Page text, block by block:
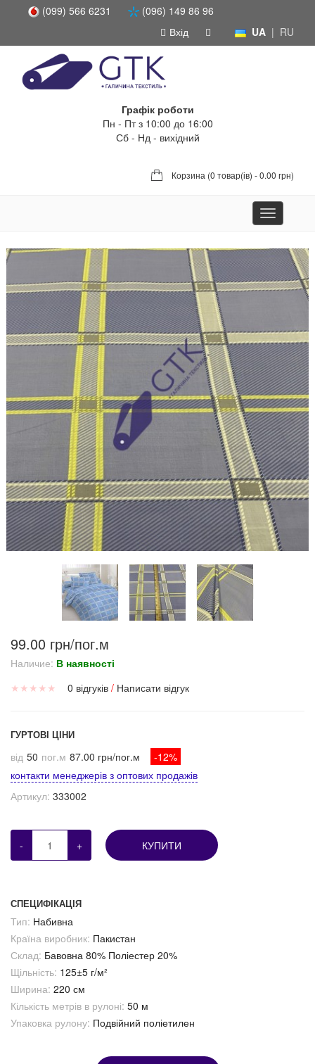
(099) 566 6231
(096) 149 86 96
UA | RU
Вхід
Графік роботи
Пн - Пт з 10:00 до 16:00
Сб - Нд - вихідний
Корзина (0 товар(ів) - 0.00 грн)
Toggle
navigation
99.00 грн/пог.м
Наличие: В наявності
★ ★ ★ ★ ★ 0 відгуків / Написати відгук
ГУРТОВІ ЦІНИ
від 50 пог.м 87.00 грн/пог.м
-12%
контакти менеджерів з оптових продажів
Артикул: 333002
- + КУПИТИ
СПЕЦИФІКАЦІЯ
Тип: Набивна
Країна виробник: Пакистан
Склад: Бавовна 80% Поліестер 20%
Щільність: 125±5 г/м²
Ширина: 220 см
Кількість метрів в рулоні: 50 м
Упаковка рулону: Подвійний поліетилен